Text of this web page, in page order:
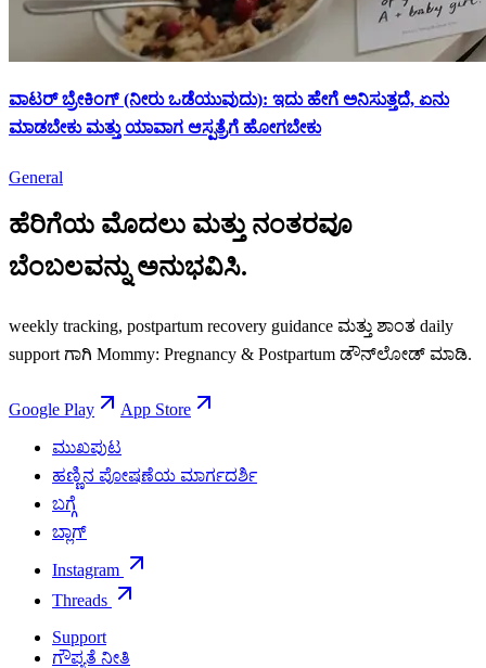
ವಾಟರ್ ಬ್ರೇಕಿಂಗ್ (ನೀರು ಒಡೆಯುವುದು): ಇದು ಹೇಗೆ ಅನಿಸುತ್ತದೆ, ಏನು
ಮಾಡಬೇಕು ಮತ್ತು ಯಾವಾಗ ಆಸ್ಪತ್ರೆಗೆ ಹೋಗಬೇಕು
General
ಹೆರಿಗೆಯ ಮೊದಲು ಮತ್ತು ನಂತರವೂ
ಬೆಂಬಲವನ್ನು ಅನುಭವಿಸಿ.
weekly tracking, postpartum recovery guidance ಮತ್ತು ಶಾಂತ daily
support ಗಾಗಿ Mommy: Pregnancy & Postpartum ಡೌನ್‌ಲೋಡ್ ಮಾಡಿ.
Google Play App Store
ಮುಖಪುಟ
ಹಣ್ಣಿನ ಪೋಷಣೆಯ ಮಾರ್ಗದರ್ಶಿ
ಬಗ್ಗೆ
ಬ್ಲಾಗ್
Instagram
Threads
Support
ಗೌಪ್ಯತೆ ನೀತಿ